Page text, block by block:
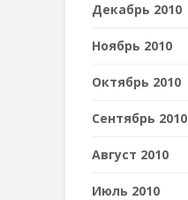
Декабрь 2010
Ноябрь 2010
Октябрь 2010
Сентябрь 2010
Август 2010
Июль 2010